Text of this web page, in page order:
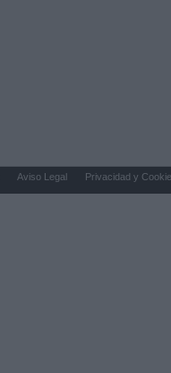
Aviso Legal Privacidad y